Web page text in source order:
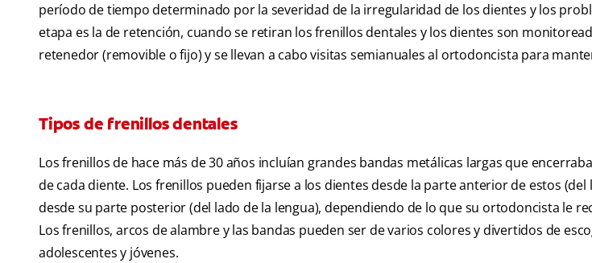
período de tiempo determinado por la severidad de la irregularidad de los dientes y los
etapa es la de retención, cuando se retiran los frenillos dentales y los dientes son
retenedor (removible o fijo) y se llevan a cabo visitas semianuales al ortodoncista para
Tipos de frenillos dentales
Los frenillos de hace más de 30 años incluían grandes bandas metálicas largas que
de cada diente. Los frenillos pueden fijarse a los dientes desde la parte anterior de estos (del
desde su parte posterior (del lado de la lengua), dependiendo de lo que su ortodoncista le
Los frenillos, arcos de alambre y las bandas pueden ser de varios colores y divertidos de
adolescentes y jóvenes.